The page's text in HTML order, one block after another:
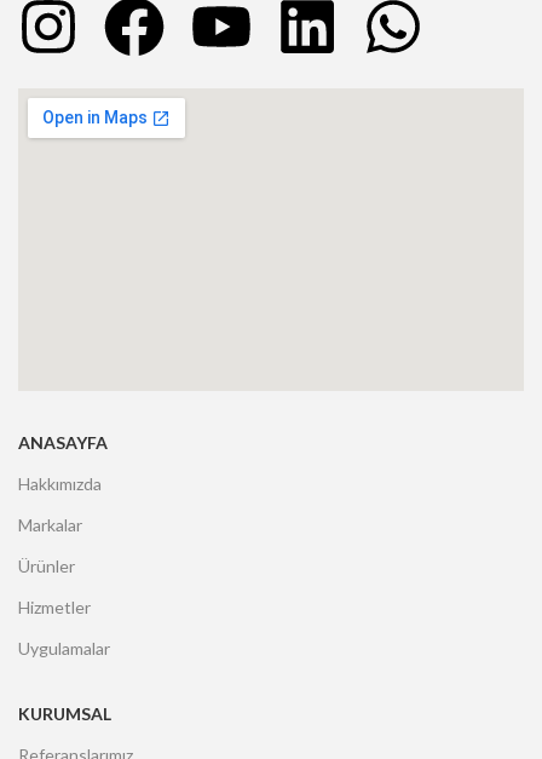
ANASAYFA
Hakkımızda
Markalar
Ürünler
Hizmetler
Uygulamalar
KURUMSAL
Referanslarımız